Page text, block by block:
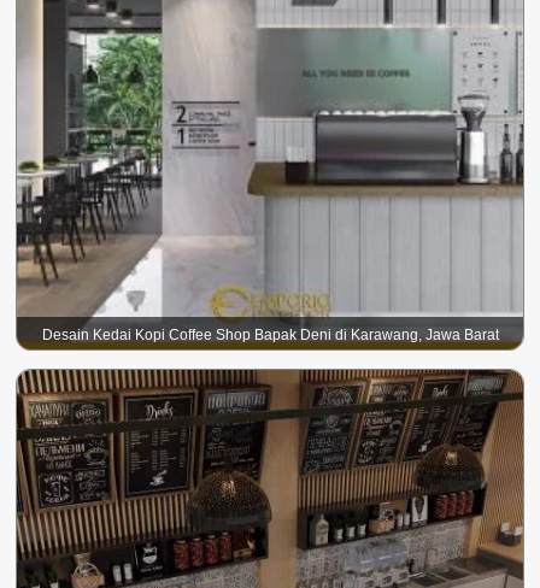
Desain Kedai Kopi Coffee Shop Bapak Deni di Karawang, Jawa Barat